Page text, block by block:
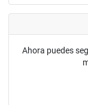
Ahora puedes